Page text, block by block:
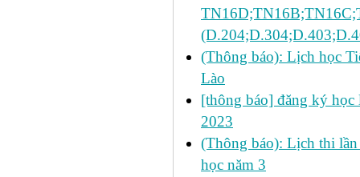
(Thông báo): Lịch học
Lào
[thông báo] đăng ký
2023
(Thông báo): Lịch thi
học năm 3